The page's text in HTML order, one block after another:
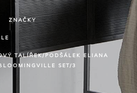
ZNAČKY
TALÍŘEK/PODŠÁLEK ELIANA
SET/3